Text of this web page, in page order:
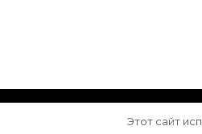
© Авторское право
Этот сайт